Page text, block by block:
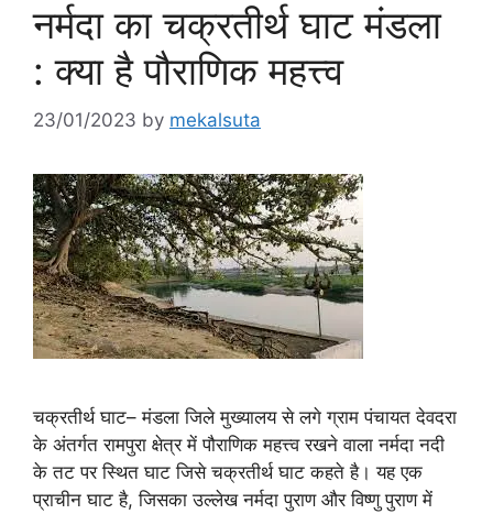
नर्मदा का चक्रतीर्थ घाट मंडला
: क्या है पौराणिक महत्त्व
23/01/2023 by mekalsuta
चक्रतीर्थ घाट– मंडला जिले मुख्यालय से लगे ग्राम पंचायत देवदरा
के अंतर्गत रामपुरा क्षेत्र में पौराणिक महत्त्व रखने वाला नर्मदा नदी
के तट पर स्थित घाट जिसे चक्रतीर्थ घाट कहते है। यह एक
प्राचीन घाट है, जिसका उल्लेख नर्मदा पुराण और विष्णु पुराण में